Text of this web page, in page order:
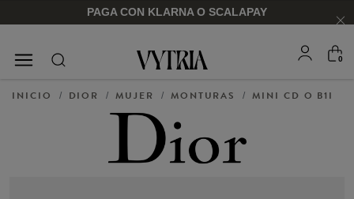
PAGA CON KLARNA O SCALAPAY
GAFAS DE SOL
MONTURAS
0
INICIO / DIOR / MUJER / MONTURAS / MINI CD O B1I